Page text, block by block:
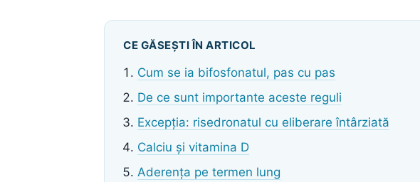
CE GĂSEȘTI ÎN ARTICOL
Cum se ia bifosfonatul, pas cu pas
De ce sunt importante aceste reguli
Excepția: risedronatul cu eliberare întârziată
Calciu și vitamina D
Aderența pe termen lung